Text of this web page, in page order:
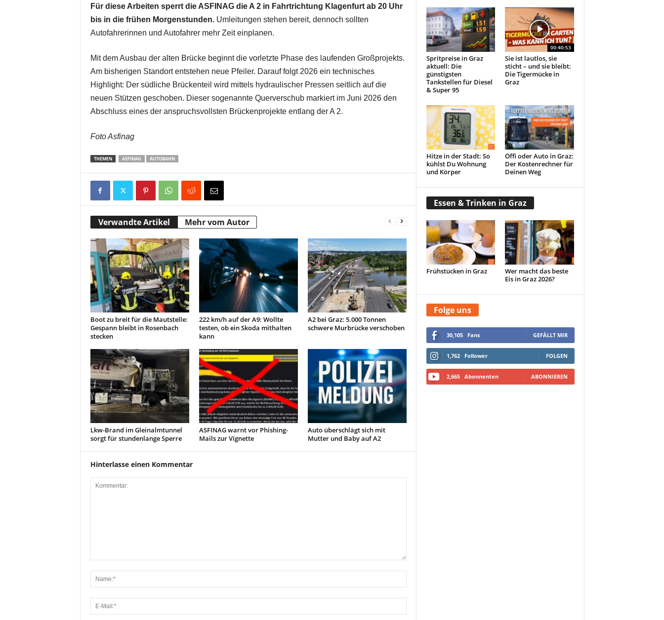
Für diese Arbeiten sperrt die ASFINAG die A 2 in Fahrtrichtung Klagenfurt ab 20 Uhr
bis in die frühen Morgenstunden.Umleitungen stehen bereit, dennoch sollten
Autofahrerinnen und Autofahrer mehr Zeit einplanen.
Mit dem Ausbau der alten Brücke beginnt die vorletzte Phase des laufenden Großprojekts.
Am bisherigen Standort entstehen neue Pfeiler. Darauf folgt 2026 ein technisches
Highlight: Der südliche Brückenteil wird mittels hydraulischer Pressen seitlich auf die
neuen Stützen geschoben. Dieser sogenannte Querverschub markiert im Juni 2026 den
Abschluss eines der anspruchsvollsten Brückenprojekte entlang der A 2.
Foto Asfinag
THEMEN ASFINAG AUTOBAHN
Verwandte Artikel Mehr vom Autor
Boot zu breit für die Mautstelle:
Gespann bleibt in Rosenbach
stecken
222 km/h auf der A9: Wollte
testen, ob ein Skoda mithalten
kann
A2 bei Graz: 5.000 Tonnen
schwere Murbrücke verschoben
Lkw-Brand im Gleinalmtunnel
sorgt für stundenlange Sperre
ASFINAG warnt vor Phishing-
Mails zur Vignette
Auto überschlägt sich mit
Mutter und Baby auf A2
Hinterlasse einen Kommentar
Spritpreise in Graz
aktuell: Die
günstigsten
Tankstellen für Diesel
& Super 95
00:40:53
Sie ist lautlos, sie
sticht – und sie bleibt:
Die Tigermücke in
Graz
Hitze in der Stadt: So
kühlst Du Wohnung
und Körper
Öffi oder Auto in Graz:
Der Kostenrechner für
Deinen Weg
Essen & Trinken in Graz
Frühstücken in Graz
Wer macht das beste
Eis in Graz 2026?
Folge uns
30,105 Fans GEFÄLLT MIR
1,762 Follower FOLGEN
2,665 Abonnenten ABONNIEREN